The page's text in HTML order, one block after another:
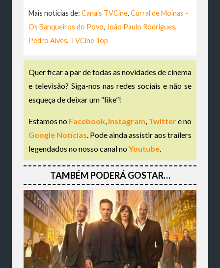
Mais notícias de: Canais TVCine, Curral de Moinas -
Os Banqueiros do Povo, João Paulo Rodrigues,
Pedro Alves, TVCine Top
Quer ficar a par de todas as novidades de cinema
e televisão? Siga-nos nas redes sociais e não se
esqueça de deixar um “like”!
Estamos no Facebook Instagram Twittere no
Google Notícias . Pode ainda assistir aos trailers
legendados no nosso canal noYoutube
TAMBÉM PODERÁ GOSTAR…